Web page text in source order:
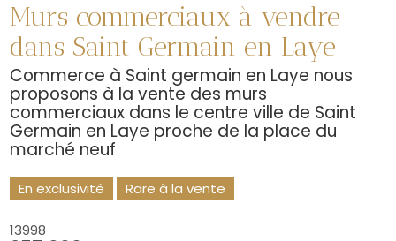
Murs commerciaux à vendre
dans Saint Germain en Laye
Commerce à Saint germain en Laye nous
proposons à la vente des murs
commerciaux dans le centre ville de Saint
Germain en Laye proche de la place du
marché neuf
En exclusivité Rare à la vente
13998